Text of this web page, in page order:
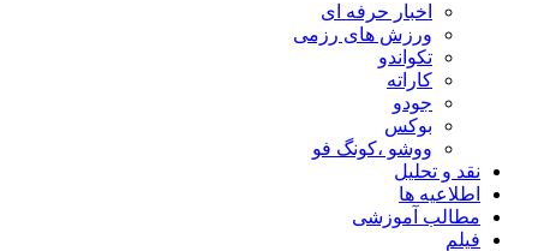
اخبار حرفه ای
ورزش های رزمی
تکواندو
کاراته
جودو
بوکس
ووشو ،کونگ فو
نقد و تحلیل
اطلاعیه ها
مطالب آموزشی
فیلم